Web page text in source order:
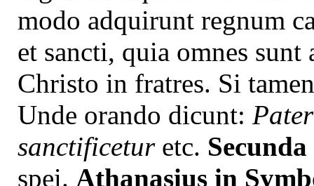
modo adquirunt regnum
et sancti, quia omnes
Christo in fratres. Si
Unde orando dicunt:
sanctificeturetc.
spei. Athanasius in